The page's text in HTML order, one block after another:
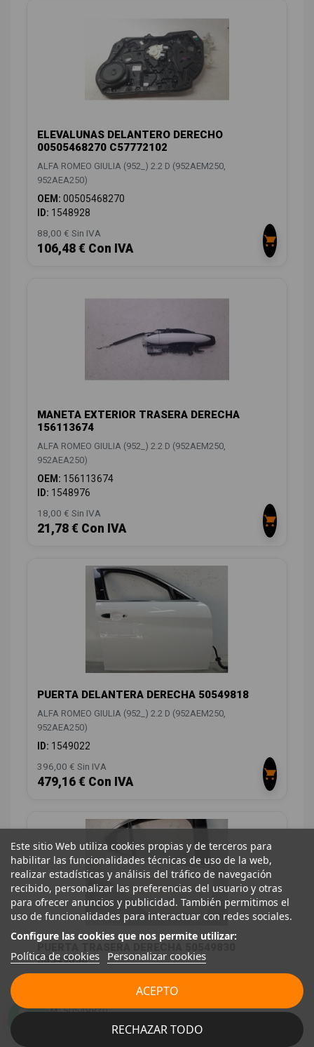
ELEVALUNAS DELANTERO DERECHO
00505468270 C57772102
ALFA ROMEO GIULIA (952_) 2.2 D (952AEM250,
952AEA250)
OEM: 00505468270
ID: 1548928
88,00 € Sin IVA
106,48 € Con IVA
MANETA EXTERIOR TRASERA DERECHA
156113674
ALFA ROMEO GIULIA (952_) 2.2 D (952AEM250,
952AEA250)
OEM: 156113674
ID: 1548976
18,00 € Sin IVA
21,78 € Con IVA
PUERTA DELANTERA DERECHA 50549818
ALFA ROMEO GIULIA (952_) 2.2 D (952AEM250,
952AEA250)
ID: 1549022
396,00 € Sin IVA
479,16 € Con IVA
50549830
OEM:50549830
Este sitio Web utiliza cookies propias y de terceros para
habilitar las funcionalidades técnicas de uso de la web,
realizar estadísticas y análisis del tráfico de navegación
recibido, personalizar las preferencias del usuario y otras
para ofrecer anuncios y publicidad. También permitimos el
uso de funcionalidades para interactuar con redes sociales.
Configure las cookies que nos permite utilizar:
Política de cookies Personalizar cookies
RECHAZAR TODO
ACEPTO